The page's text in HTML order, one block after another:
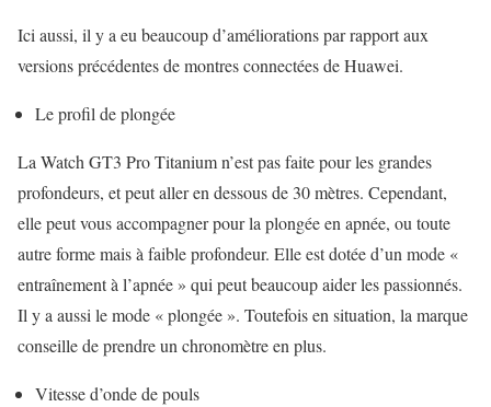
Ici aussi, il y a eu beaucoup d’améliorations par rapport aux
versions précédentes de montres connectées de Huawei.
Le profil de plongée
La Watch GT3 Pro Titanium n’est pas faite pour les grandes
profondeurs, et peut aller en dessous de 30 mètres. Cependant,
elle peut vous accompagner pour la plongée en apnée, ou toute
autre forme mais à faible profondeur. Elle est dotée d’un mode «
entraînement à l’apnée » qui peut beaucoup aider les passionnés.
Il y a aussi le mode « plongée ». Toutefois en situation, la marque
conseille de prendre un chronomètre en plus.
Vitesse d’onde de pouls